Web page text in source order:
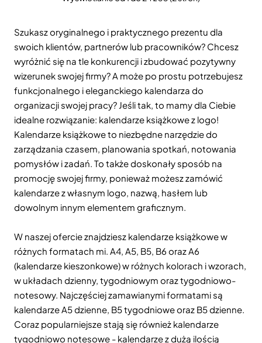
Szukasz oryginalnego i praktycznego prezentu dla
swoich klientów, partnerów lub pracowników? Chcesz
wyróżnić się na tle konkurencji i zbudować pozytywny
wizerunek swojej firmy? A może po prostu potrzebujesz
funkcjonalnego i eleganckiego kalendarza do
organizacji swojej pracy? Jeśli tak, to mamy dla Ciebie
idealne rozwiązanie: kalendarze książkowe z logo!
Kalendarze książkowe to niezbędne narzędzie do
zarządzania czasem, planowania spotkań, notowania
pomysłów i zadań. To także doskonały sposób na
promocję swojej firmy, ponieważ możesz zamówić
kalendarze z własnym logo, nazwą, hasłem lub
dowolnym innym elementem graficznym.
W naszej ofercie znajdziesz kalendarze książkowe w
różnych formatach mi. A4, A5, B5, B6 oraz A6
(kalendarze kieszonkowe) w różnych kolorach i wzorach,
w układach dzienny, tygodniowym oraz tygodniowo-
notesowy. Najczęściej zamawianymi formatami są
kalendarze A5 dzienne, B5 tygodniowe oraz B5 dzienne.
Coraz popularniejsze stają się również kalendarze
tygodniowo notesowe - kalendarze z dużą ilością